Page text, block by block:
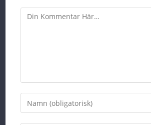
Comment
Enter
your